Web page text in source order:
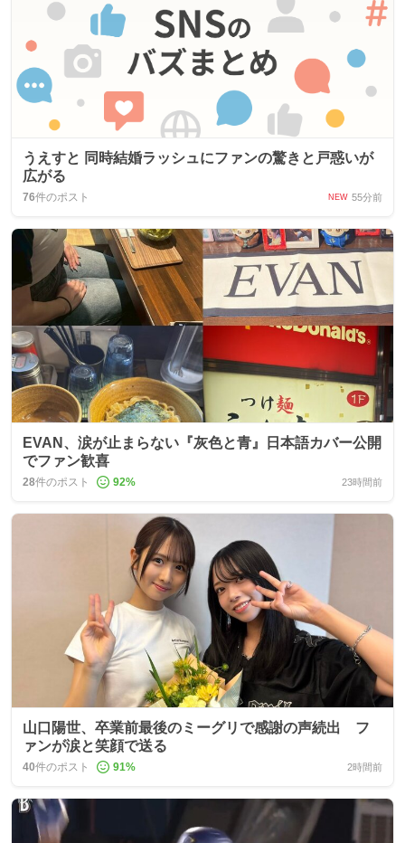
うえすと 同時結婚ラッシュにファンの驚きと戸惑いが
広がる
76件のポスト NEW 55分前
EVAN、涙が止まらない『灰色と青』日本語カバー公開
でファン歓喜
28件のポスト 92% 23時間前
山口陽世、卒業前最後のミーグリで感謝の声続出 フ
ァンが涙と笑顔で送る
40件のポスト 91% 2時間前